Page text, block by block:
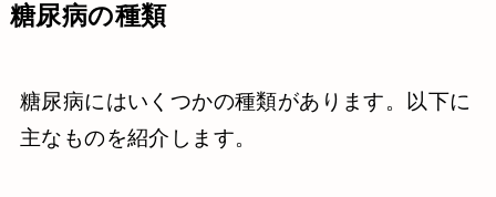
糖尿病の種類
糖尿病にはいくつかの種類があります。以下に
主なものを紹介します。